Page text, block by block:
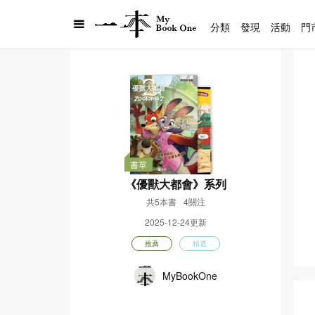
書單
《優獸大都會》系列
共5本書 4關注
2025-12-24更新
推薦 精選
MyBookOne
分類 發現 活動 門